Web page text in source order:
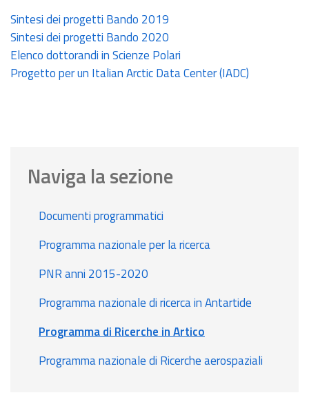
Sintesi dei progetti Bando 2019
Sintesi dei progetti Bando 2020
Elenco dottorandi in Scienze Polari
Progetto per un Italian Arctic Data Center (IADC)
Naviga la sezione
Documenti programmatici
Programma nazionale per la ricerca
PNR anni 2015-2020
Programma nazionale di ricerca in Antartide
Programma di Ricerche in Artico
Programma nazionale di Ricerche aerospaziali